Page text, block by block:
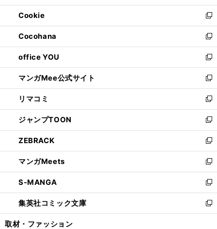
開
く
ウ
で
開
く
ン
ド
ウ
で
開
く
ウ
ィ
ン
ド
ウ
で
開
く
Cookie
新
し
い
ウ
ィ
ン
ド
ウ
で
開
く
Cocohana
新
し
い
ウ
ィ
ン
ド
ウ
で
開
く
office YOU
新
し
い
ウ
ィ
ン
ド
ウ
で
開
く
マンガMee公式サイト
新
し
い
ウ
ィ
ン
ド
ウ
で
開
く
リマコミ
新
し
い
ウ
ィ
ン
ド
ウ
で
開
く
ジャンプTOON
新
し
い
ウ
ィ
ン
ド
ウ
で
開
ZEBRACK
新
し
い
ウ
ィ
ン
ド
ウ
マンガMeets
新
し
い
ウ
ィ
ン
S-MANGA
新
し
い
ウ
集英社コミック文庫
新
し
取材・ファッション